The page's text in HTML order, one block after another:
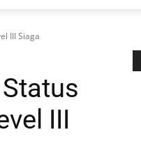
III Siaga
III